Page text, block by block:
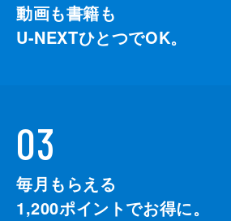
動画も書籍も
U-NEXTひとつでOK。
03
毎月もらえる
1,200ポイントでお得に。